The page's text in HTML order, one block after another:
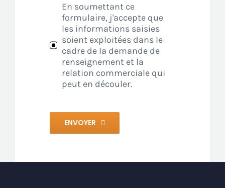
En soumettant ce
formulaire, j'accepte que
les informations saisies
soient exploitées dans le
cadre de la demande de
renseignement et la
relation commerciale qui
peut en découler.
ENVOYER